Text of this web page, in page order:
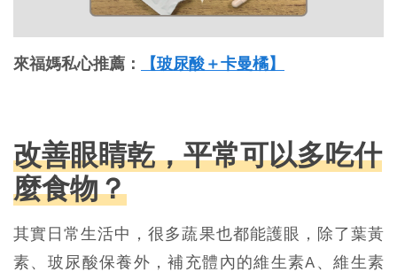
來福媽私心推薦： 【玻尿酸＋卡曼橘】
改善眼睛乾，平常可以多吃什
麼食物？
其實日常生活中，很多蔬果也都能護眼，除了葉黃
素、玻尿酸保養外，補充體內的維生素A、維生素